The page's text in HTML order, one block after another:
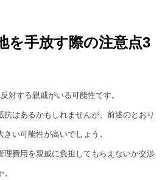
を手放す際の注意点3
対する親戚がいる可能性です。
はあるかもしれませんが、前述のとおり
い可能性が高いでしょう。
理費用を親戚に負担してもらえないか交渉